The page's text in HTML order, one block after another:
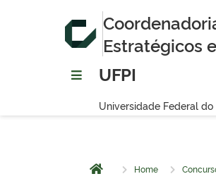
Estratégicos
UFPI
Universidade Federal do
Página inicial
Home